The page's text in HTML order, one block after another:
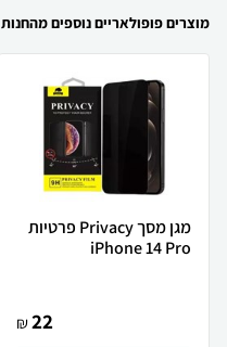
מוצרים פופולאריים נוספים מהחנות
מגן מסך Privacy פרטיות
iPhone 14 Pro
22
₪